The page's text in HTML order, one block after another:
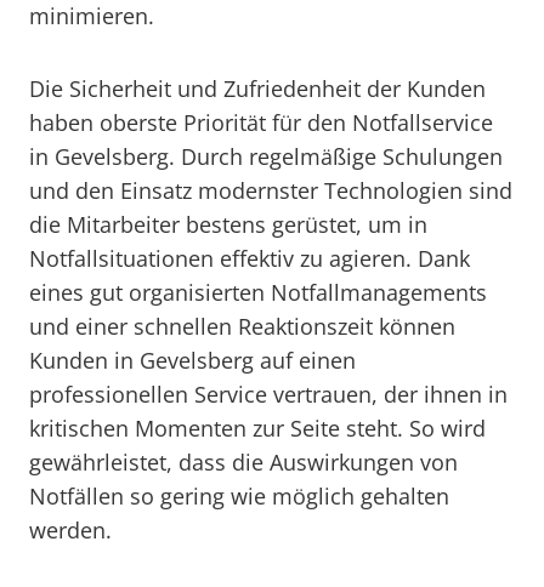
minimieren.
Die Sicherheit und Zufriedenheit der Kunden
haben oberste Priorität für den Notfallservice
in Gevelsberg. Durch regelmäßige Schulungen
und den Einsatz modernster Technologien sind
die Mitarbeiter bestens gerüstet, um in
Notfallsituationen effektiv zu agieren. Dank
eines gut organisierten Notfallmanagements
und einer schnellen Reaktionszeit können
Kunden in Gevelsberg auf einen
professionellen Service vertrauen, der ihnen in
kritischen Momenten zur Seite steht. So wird
gewährleistet, dass die Auswirkungen von
Notfällen so gering wie möglich gehalten
werden.